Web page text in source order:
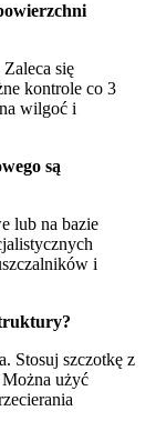
się
kontrole co 3
wilgoć i
są
lub na bazie
i
Stosuj szczotkę z
użyć